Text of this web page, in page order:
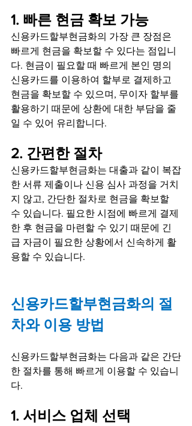
1. 빠른 현금 확보 가능
신용카드할부현금화의 가장 큰 장점은
빠르게 현금을 확보할 수 있다는 점입니
다. 현금이 필요할 때 빠르게 본인 명의
신용카드를 이용하여 할부로 결제하고
현금을 확보할 수 있으며, 무이자 할부를
활용하기 때문에 상환에 대한 부담을 줄
일 수 있어 유리합니다.
2. 간편한 절차
신용카드할부현금화는 대출과 같이 복잡
한 서류 제출이나 신용 심사 과정을 거치
지 않고, 간단한 절차로 현금을 확보할
수 있습니다. 필요한 시점에 빠르게 결제
한 후 현금을 마련할 수 있기 때문에 긴
급 자금이 필요한 상황에서 신속하게 활
용할 수 있습니다.
신용카드할부현금화의 절
차와 이용 방법
신용카드할부현금화는 다음과 같은 간단
한 절차를 통해 빠르게 이용할 수 있습니
다.
1. 서비스 업체 선택